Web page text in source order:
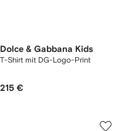
Dolce & Gabbana Kids
T-Shirt mit DG-Logo-Print
215 €